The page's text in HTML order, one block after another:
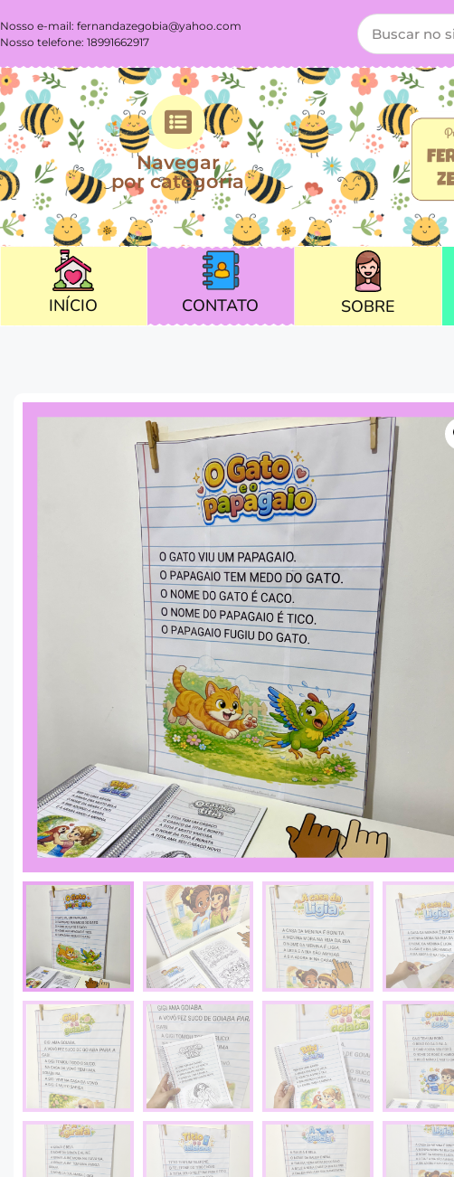
Nosso e-mail: fernandazegobia@yahoo.com
Nosso telefone: 18991662917
Navegar
por categoria
INÍCIO CONTATO SOBRE